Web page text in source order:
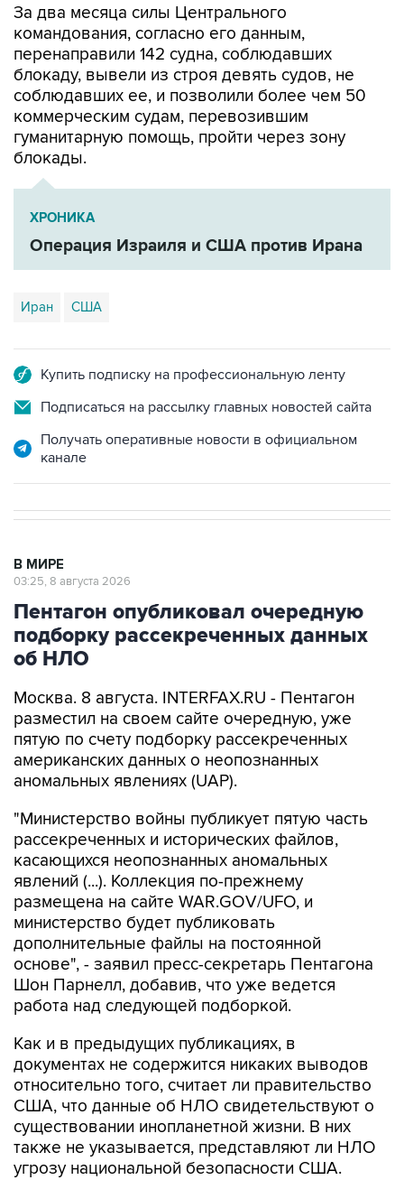
За два месяца силы Центрального
командования, согласно его данным,
перенаправили 142 судна, соблюдавших
блокаду, вывели из строя девять судов, не
соблюдавших ее, и позволили более чем 50
коммерческим судам, перевозившим
гуманитарную помощь, пройти через зону
блокады.
ХРОНИКА
Операция Израиля и США против Ирана
Иран США
Купить подписку на профессиональную ленту
Подписаться на рассылку главных новостей сайта
Получать оперативные новости в официальном
канале
В МИРЕ
03:25, 8 августа 2026
Пентагон опубликовал очередную
подборку рассекреченных данных
об НЛО
Москва. 8 августа. INTERFAX.RU - Пентагон
разместил на своем сайте очередную, уже
пятую по счету подборку рассекреченных
американских данных о неопознанных
аномальных явлениях (UAP).
"Министерство войны публикует пятую часть
рассекреченных и исторических файлов,
касающихся неопознанных аномальных
явлений (...). Коллекция по-прежнему
размещена на сайте WAR.GOV/UFO, и
министерство будет публиковать
дополнительные файлы на постоянной
основе", - заявил пресс-секретарь Пентагона
Шон Парнелл, добавив, что уже ведется
работа над следующей подборкой.
Как и в предыдущих публикациях, в
документах не содержится никаких выводов
относительно того, считает ли правительство
США, что данные об НЛО свидетельствуют о
существовании инопланетной жизни. В них
также не указывается, представляют ли НЛО
угрозу национальной безопасности США.